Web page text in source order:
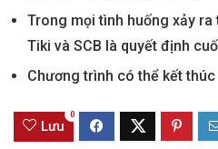
Trong mọi tình huống xảy
Tiki và SCB là quyết định
Chương trình có thể kết
Lưu
0